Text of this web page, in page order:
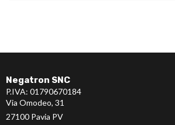
Negatron SNC
P.IVA: 01790670184
Via Omodeo, 31
27100 Pavia PV